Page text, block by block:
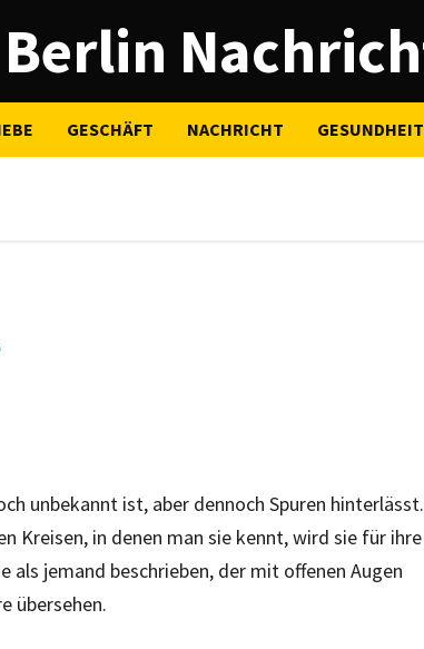
Berlin
GESCHÄFT NACHRICHT GESUNDHEIT
unbekannt ist, aber dennoch Spuren hinterlässt.
Kreisen, in denen man sie kennt, wird sie für ihre
jemand beschrieben, der mit offenen Augen
übersehen.